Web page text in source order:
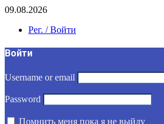
09.08.2026
Рег. / Войти
Войти
Username or email
Password
Помнить меня пока я не выйду